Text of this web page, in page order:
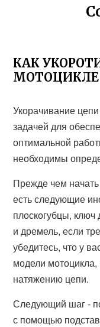
КАК
МОТОЦИКЛЕ
Укорачивание
задачей для
оптимальной
необходимы
Прежде чем начать
есть следующие
плоскогубцы, ключ
и дремель, если
убедитесь, что у
модели мотоцикла,
натяжению цепи.
Следующий шаг -
с помощью